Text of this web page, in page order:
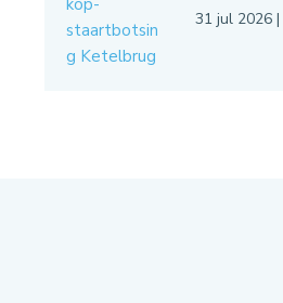
31 jul 2026|